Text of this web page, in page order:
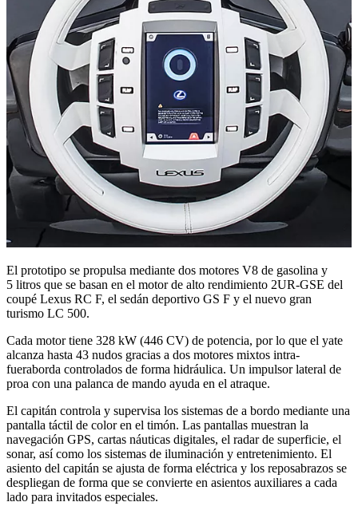
El prototipo se propulsa mediante dos motores V8 de gasolina y
5 litros que se basan en el motor de alto rendimiento 2UR-GSE del
coupé Lexus RC F, el sedán deportivo GS F y el nuevo gran
turismo LC 500.
Cada motor tiene 328 kW (446 CV) de potencia, por lo que el yate
alcanza hasta 43 nudos gracias a dos motores mixtos intra-
fueraborda controlados de forma hidráulica. Un impulsor lateral de
proa con una palanca de mando ayuda en el atraque.
El capitán controla y supervisa los sistemas de a bordo mediante una
pantalla táctil de color en el timón. Las pantallas muestran la
navegación GPS, cartas náuticas digitales, el radar de superficie, el
sonar, así como los sistemas de iluminación y entretenimiento. El
asiento del capitán se ajusta de forma eléctrica y los reposabrazos se
despliegan de forma que se convierte en asientos auxiliares a cada
lado para invitados especiales.